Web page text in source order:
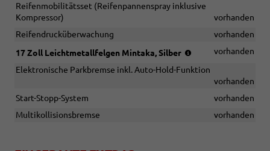
Reifenmobilitätsset (Reifenpannenspray inklusive
Kompressor)
vorhanden
Reifendrucküberwachung
vorhanden
17 Zoll Leichtmetallfelgen Mintaka, Silber
(Bereifung
R17)
vorhanden
Elektronische Parkbremse inkl. Auto-Hold-Funktion
vorhanden
Start-Stopp-System
vorhanden
Multikollisionsbremse
vorhanden